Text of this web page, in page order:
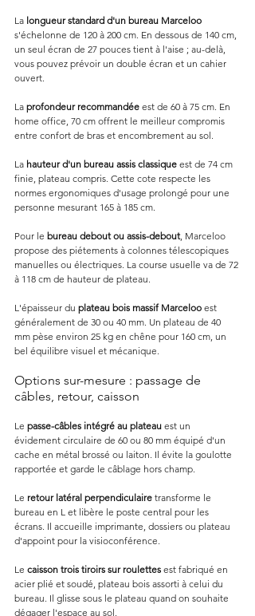
La longueur standard d'un bureau Marceloo
s'échelonne de 120 à 200 cm. En dessous de 140 cm,
un seul écran de 27 pouces tient à l'aise ; au-delà,
vous pouvez prévoir un double écran et un cahier
ouvert.
La profondeur recommandée est de 60 à 75 cm. En
home office, 70 cm offrent le meilleur compromis
entre confort de bras et encombrement au sol.
La hauteur d'un bureau assis classique est de 74 cm
finie, plateau compris. Cette cote respecte les
normes ergonomiques d'usage prolongé pour une
personne mesurant 165 à 185 cm.
Pour le bureau debout ou assis-debout, Marceloo
propose des piétements à colonnes télescopiques
manuelles ou électriques. La course usuelle va de 72
à 118 cm de hauteur de plateau.
L'épaisseur du plateau bois massif Marceloo est
généralement de 30 ou 40 mm. Un plateau de 40
mm pèse environ 25 kg en chêne pour 160 cm, un
bel équilibre visuel et mécanique.
Options sur-mesure : passage de
câbles, retour, caisson
Le passe-câbles intégré au plateau est un
évidement circulaire de 60 ou 80 mm équipé d'un
cache en métal brossé ou laiton. Il évite la goulotte
rapportée et garde le câblage hors champ.
Le retour latéral perpendiculaire transforme le
bureau en L et libère le poste central pour les
écrans. Il accueille imprimante, dossiers ou plateau
d'appoint pour la visioconférence.
Le caisson trois tiroirs sur roulettes est fabriqué en
acier plié et soudé, plateau bois assorti à celui du
bureau. Il glisse sous le plateau quand on souhaite
dégager l'espace au sol.